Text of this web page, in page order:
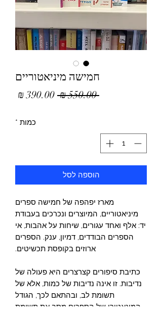
חמישה מיניאטוריים
‏550.00 ‏₪
מחיר
כמות *
הוספה לסל
מארז יפהפה של חמישה ספרים
מיניאטוריים, המיוצרים ונכרכים בעבודת
יד: אלף ואחד עגורים, שיחות על אהבות, אי
הספרים הבודדים, דמיון, ענק. הספרים
ארוזים בקופסת תכשיטים.
כתיבת סיפורים קצרצרים היא פעולה של
נדיבות. זו אינה נדיבות של כמות, אלא של
תשומת לב, ובהתאם לכך, הגודל
המינאטורי של הספרים מסב את תשומת